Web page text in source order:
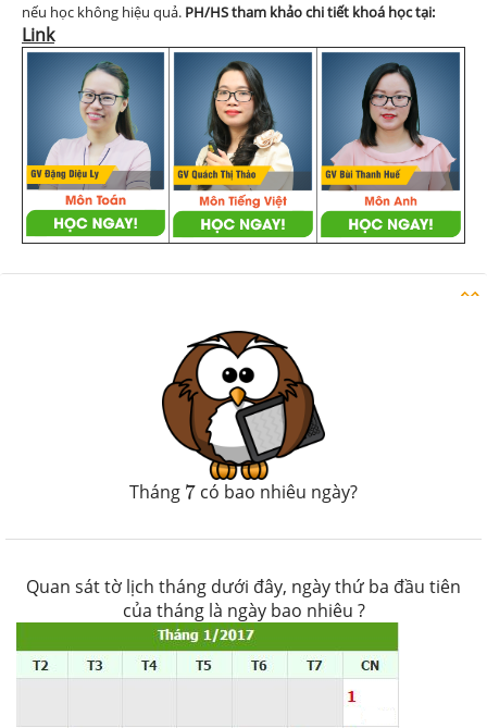
nếu học không hiệu quả. PH/HStham khảo chi tiết khoá học tại:
Link
Tháng 7
7 có bao nhiêu ngày?
Quan sát tờ lịch tháng dưới đây, ngày thứ ba đầu tiên
của tháng là ngày bao nhiêu ?